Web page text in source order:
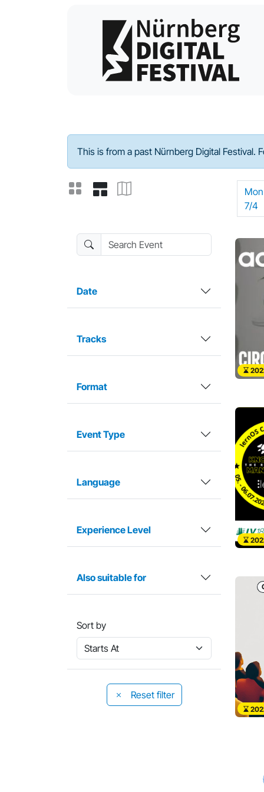
Program - 2022
This is from a past Nürnberg Digital
Search Event
Date
Tracks
Format
Event Type
Language
Experience Level
Also suitable for
Sort by
Reset filter
Mon
7/4